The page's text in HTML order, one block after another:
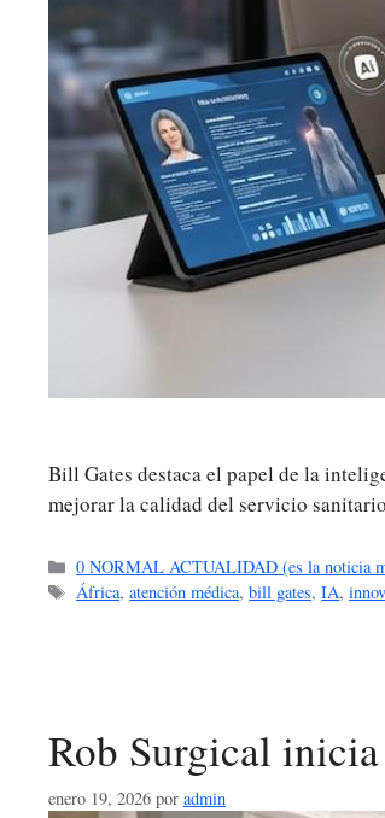
Bill Gates destaca el papel de la
mejorar la calidad del servicio
Categorías
0 NORMAL ACTUALIDAD (es la noticia
Etiquetas
África,atención médica,bill gates,IA,
Rob Surgical
enero 19, 2026 por admin